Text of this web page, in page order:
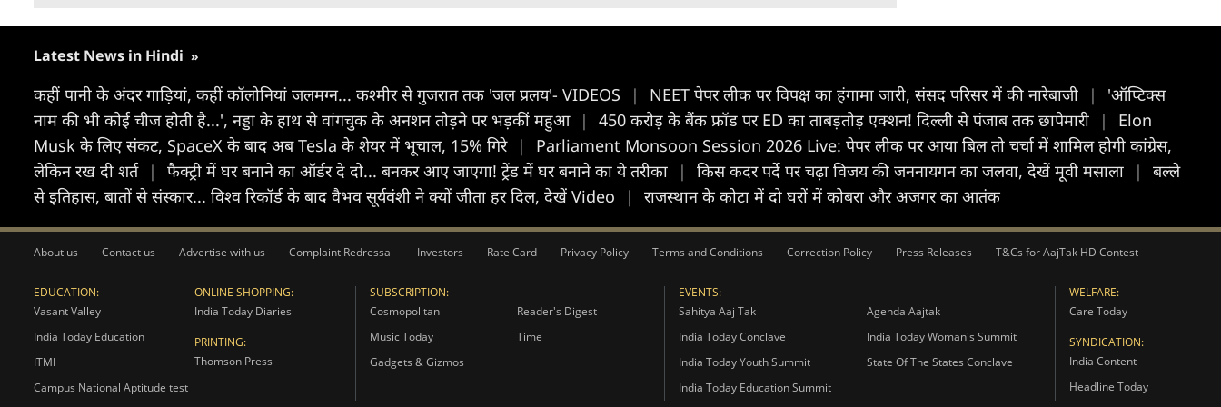
Latest News in Hindi »
कहीं पानी के अंदर गाड़ियां, कहीं कॉलोनियां जलमग्न... कश्मीर से गुजरात तक 'जल प्रलय'- VIDEOS | NEET पेपर लीक पर विपक्ष का हंगामा जारी, संसद पर‍िसर में की नारेबाजी |
'ऑप्टिक्स
नाम की भी कोई चीज होती है...', नड्डा के हाथ से वांगचुक के अनशन तोड़ने पर भड़कीं महुआ | 450 करोड़ के बैंक फ्रॉड पर ED का ताबड़तोड़ एक्शन! दिल्ली से पंजाब तक छापेमारी |
Elon
Musk के लिए संकट, SpaceX के बाद अब Tesla के शेयर में भूचाल, 15% गिरे |
Parliament Monsoon Session 2026 Live: पेपर लीक पर आया बिल तो चर्चा में शामिल होगी कांग्रेस,
लेकिन रख दी शर्त | फैक्ट्री में घर बनाने का ऑर्डर दे दो... बनकर आए जाएगा! ट्रेंड में घर बनाने का ये तरीका | क‍िस कदर पर्दे पर चढ़ा व‍िजय की जननायगन का जलवा, देखें मूवी मसाला |
बल्ले
से इतिहास, बातों से संस्कार... विश्व रिकॉर्ड के बाद वैभव सूर्यवंशी ने क्यों जीता हर दिल, देखें Video
| राजस्थान के कोटा में दो घरों में कोबरा और अजगर का आतंक
About us Contact us Advertise with us Complaint Redressal Investors Rate Card Privacy Policy Terms and Conditions Correction Policy Press Releases T&Cs for AajTak HD Contest
EDUCATION:
Vasant Valley
India Today Education
ITMI
Campus National Aptitude test
ONLINE SHOPPING:
India Today Diaries
PRINTING:
Thomson Press
SUBSCRIPTION:
Cosmopolitan
Reader's Digest
Music Today
Time
Gadgets & Gizmos
EVENTS:
Sahitya Aaj Tak
Agenda Aajtak
India Today Conclave
India Today Woman's Summit
India Today Youth Summit
State Of The States Conclave
India Today Education Summit
WELFARE:
Care Today
SYNDICATION:
India Content
Headline Today